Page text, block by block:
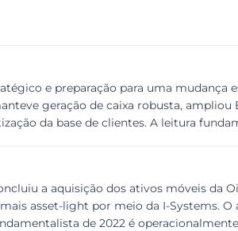
e preparação para uma
geração de caixa robusta, ampliou
da base de clientes. A leitura
a aquisição dos ativos móveis da
asset-light por meio da I-Systems.
de 2022 é